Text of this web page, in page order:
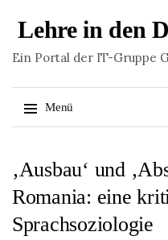
Lehre in den
Ein Portal der IT-Gruppe
Menü
zum
‚Ausbau‘ und
Romania: eine
Sprachsoziologie